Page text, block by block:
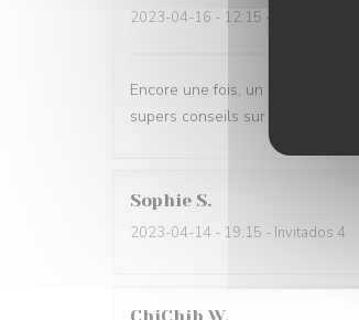
2023-04-16 - 12:15 - Invitados 6
Encore une fois, un super
supers conseils sur les plats du
Sophie S
2023-04-14 - 19:15 - Invitados 4